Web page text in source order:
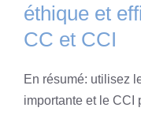
éthique et
CC et CCI
En résumé: utilisez
importante et le CCI